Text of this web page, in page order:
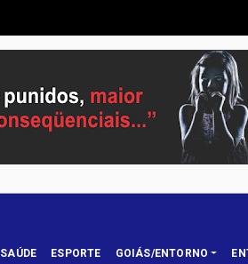
SAÚDE ESPORTE GOIÁS/ENTORNO